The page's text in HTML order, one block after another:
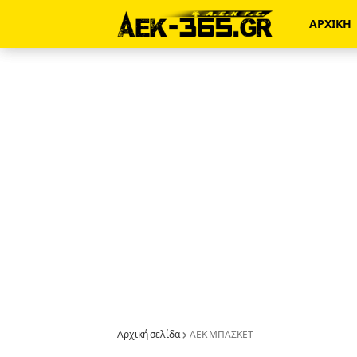
ΑΡΧΙΚΗ
Αρχική σελίδα ΑΕΚ ΜΠΑΣΚΕΤ